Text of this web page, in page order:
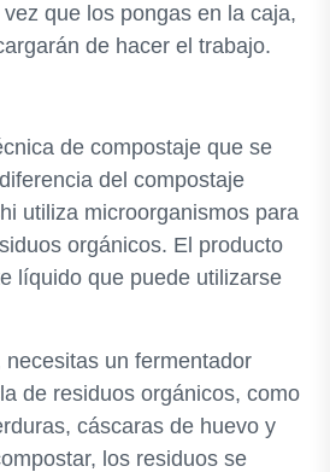
que los pongas en la caja,
de hacer el trabajo.
de compostaje que se
del compostaje
utiliza microorganismos para
orgánicos. El producto
líquido que puede utilizarse
un fermentador
de residuos orgánicos, como
cáscaras de huevo y
los residuos se